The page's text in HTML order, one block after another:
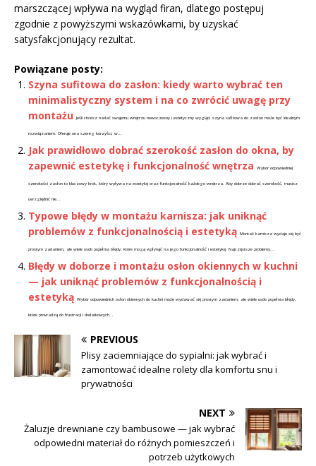
marszczącej wpływa na wygląd firan, dlatego postępuj
zgodnie z powyższymi wskazówkami, by uzyskać
satysfakcjonujący rezultat.
Powiązane posty:
Szyna sufitowa do zasłon: kiedy warto wybrać ten
minimalistyczny system i na co zwrócić uwagę przy
montażu
Jeśli chcesz nadać swojemu wnętrzu nowoczesny i estetyczny wygląd, szyna sufitowa do zasłon może być idealnym
rozwiązaniem. Oferuje ona szereg korzyści, w...
Jak prawidłowo dobrać szerokość zasłon do okna, by
zapewnić estetykę i funkcjonalność wnętrza
Wybór odpowiedniej
szerokości zasłon to kluczowy krok, który wpływa na estetykę oraz funkcjonalność każdego wnętrza. Aby dobrze dobrać szerokość, musisz
uwzględnić nie...
Typowe błędy w montażu karnisza: jak uniknąć
problemów z funkcjonalnością i estetyką Montaż karnisza wydaje się być
prostym zadaniem, ale wiele osób popełnia błędy, które mogą wpłynąć na jego funkcjonalność i estetykę. Najczęstsze problemy...
Błędy w doborze i montażu osłon okiennych w kuchni
— jak uniknąć problemów z funkcjonalnością i
estetyką Wybór odpowiednich osłon okiennych do kuchni może wydawać się prostym zadaniem, ale wiele osób popełnia błędy,
które prowadzą do frustracji i dodatkowych...
PREVIOUS
Plisy zaciemniające do sypialni: jak wybrać i
zamontować idealne rolety dla komfortu snu i
prywatności
NEXT
Żaluzje drewniane czy bambusowe — jak wybrać
odpowiedni materiał do różnych pomieszczeń i
potrzeb użytkowych